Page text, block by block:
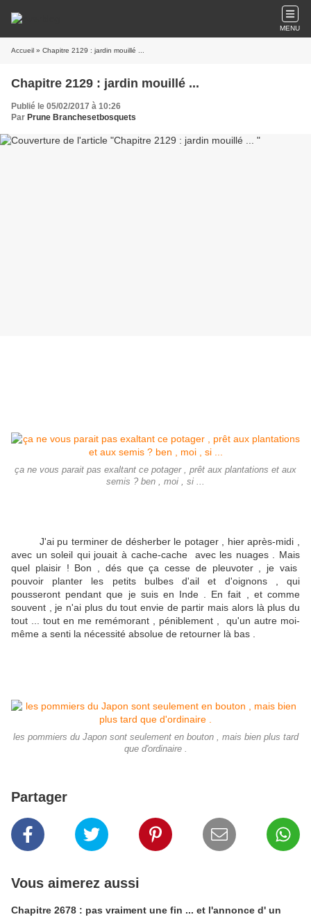
MENU
Accueil » Chapitre 2129 : jardin mouillé ...
Chapitre 2129 : jardin mouillé ...
Publié le 05/02/2017 à 10:26
Par Prune Branchesetbosquets
ça ne vous parait pas exaltant ce potager , prêt aux plantations et aux
semis ? ben , moi , si ...
J'ai pu terminer de désherber le potager , hier après-midi ,
avec un soleil qui jouait à cache-cache avec les nuages . Mais
quel plaisir ! Bon , dés que ça cesse de pleuvoter , je vais
pouvoir planter les petits bulbes d'ail et d'oignons , qui
pousseront pendant que je suis en Inde . En fait , et comme
souvent , je n'ai plus du tout envie de partir mais alors là plus du
tout ... tout en me remémorant , péniblement , qu'un autre moi-
même a senti la nécessité absolue de retourner là bas .
les pommiers du Japon sont seulement en bouton , mais bien plus tard
que d'ordinaire .
Partager
Vous aimerez aussi
Chapitre 2678 : pas vraiment une fin ... et l'annonce d' un